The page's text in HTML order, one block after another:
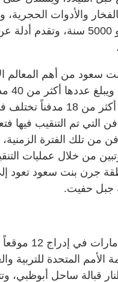
والأدوات الحجرية،
وبلغ عمرها اليوم نحو 5000
سعود من أهم المعالم
المتناسقة، نُقب منها
التي تم التنقيب فيها
تلك الفترة الزمنية،
من خلال عمليات
جرن بنت سعود تعود
جبل حفيت.
كذلك نجحت
الأمم المتحدة للتربية
قبالة ساحل أبوظبي،